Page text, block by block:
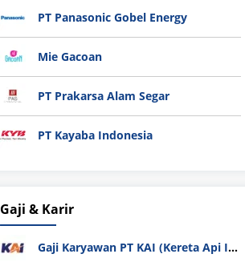
PT Panasonic Gobel Energy
Mie Gacoan
PT Prakarsa Alam Segar
PT Kayaba Indonesia
Gaji & Karir
Gaji Karyawan PT KAI (Kereta Api Indonesia) Update 2025